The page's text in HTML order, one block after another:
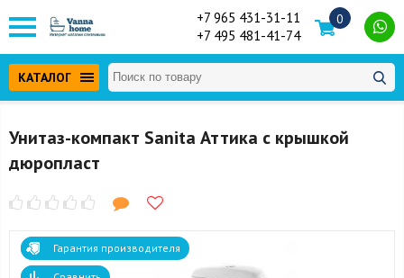
+7 965 431-31-11
+7 495 481-41-74
0
КАТАЛОГ
Унитаз-компакт Sanita Аттика с крышкой
дюропласт
Гарантия производителя